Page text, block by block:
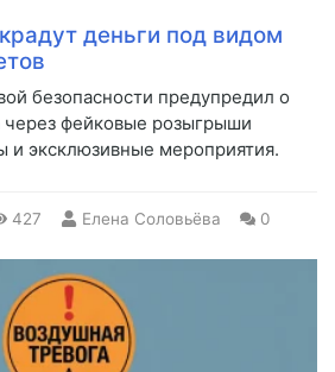
деньги под видом
безопасности предупредил о
фейковые розыгрыши
и эксклюзивные мероприятия.
427 Елена Соловьёва 0